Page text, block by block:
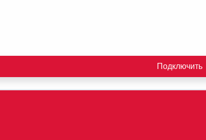
Подключить